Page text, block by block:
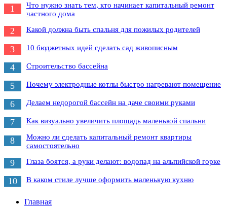
1
Что нужно знать тем, кто начинает капитальный ремонт
частного дома
2 Какой должна быть спальня для пожилых родителей
3 10 бюджетных идей сделать сад живописным
4 Строительство бассейна
5 Почему электродные котлы быстро нагревают помещение
6 Делаем недорогой бассейн на даче своими руками
7 Как визуально увеличить площадь маленькой спальни
8
Можно ли сделать капитальный ремонт квартиры
самостоятельно
9 Глаза боятся, а руки делают: водопад на альпийской горке
10 В каком стиле лучше оформить маленькую кухню
Главная